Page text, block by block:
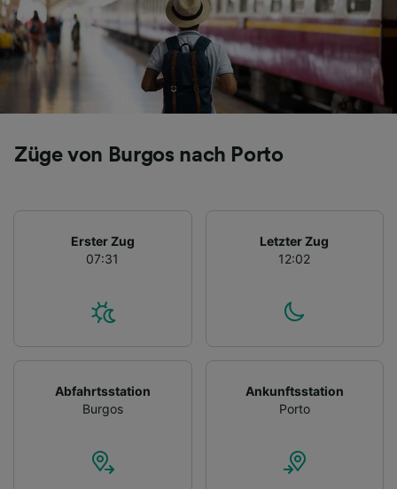
Züge von Burgos nach Porto
Erster Zug
07:31
Letzter Zug
12:02
Abfahrtsstation
Burgos
Ankunftsstation
Porto